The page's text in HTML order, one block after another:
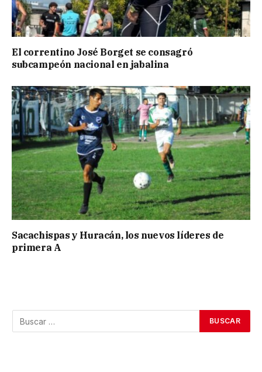
El correntino José Borget se consagró
subcampeón nacional en jabalina
Sacachispas y Huracán, los nuevos líderes de
primera A